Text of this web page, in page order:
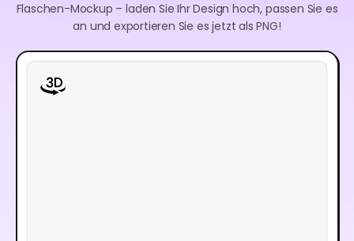
Flaschen-Mockup – laden Sie Ihr Design hoch, passen Sie es
an und exportieren Sie es jetzt als PNG!